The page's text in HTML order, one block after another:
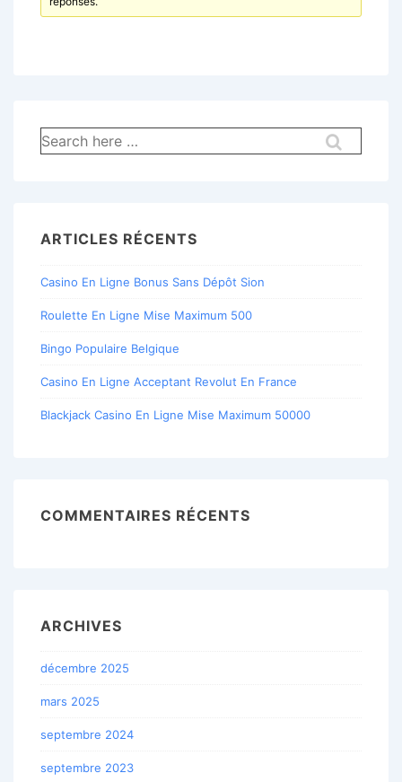
Recherche
pour:
ARTICLES RÉCENTS
Casino En Ligne Bonus Sans Dépôt Sion
Roulette En Ligne Mise Maximum 500
Bingo Populaire Belgique
Casino En Ligne Acceptant Revolut En France
Blackjack Casino En Ligne Mise Maximum 50000
COMMENTAIRES RÉCENTS
ARCHIVES
décembre 2025
mars 2025
septembre 2024
septembre 2023